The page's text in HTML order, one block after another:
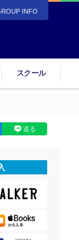
INFO
スクール
送る